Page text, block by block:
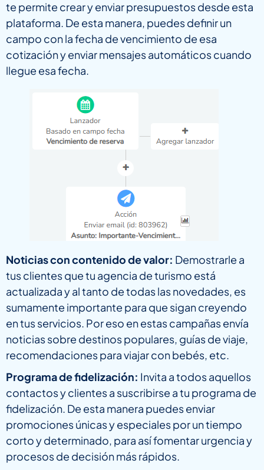
te permite crear y enviar presupuestos desde esta
plataforma. De esta manera, puedes definir un
campo con la fecha de vencimiento de esa
cotización y enviar mensajes automáticos cuando
llegue esa fecha.
Noticias con contenido de valor: Demostrarle a
tus clientes que tu agencia de turismo está
actualizada y al tanto de todas las novedades, es
sumamente importante para que sigan creyendo
en tus servicios. Por eso en estas campañas envía
noticias sobre destinos populares, guías de viaje,
recomendaciones para viajar con bebés, etc.
Programa de fidelización: Invita a todos aquellos
contactos y clientes a suscribirse a tu programa de
fidelización. De esta manera puedes enviar
promociones únicas y especiales por un tiempo
corto y determinado, para así fomentar urgencia y
procesos de decisión más rápidos.